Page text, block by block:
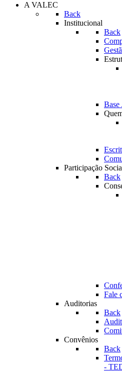
A VALEC
Back
Institucional
Back
Base
Participação
Back
Fale
Auditorias
Back
Convênios
Back
-